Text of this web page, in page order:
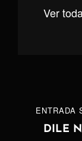
Ver
ENTRADA
SIGUIENTE
ENTRADA
DILE